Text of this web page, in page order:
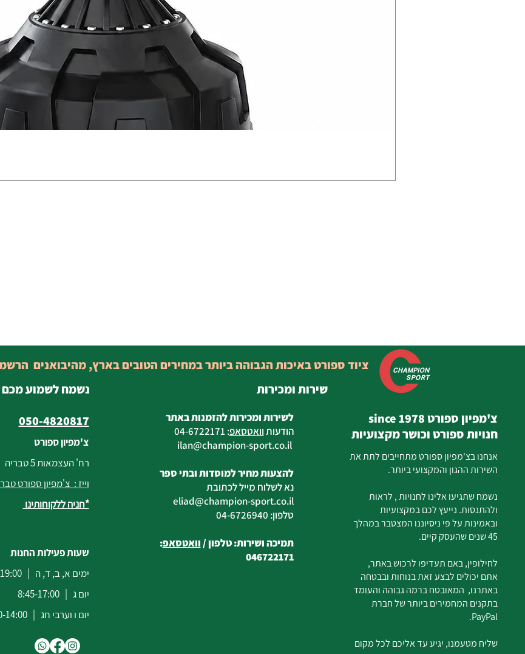
נשמח לשמוע מכם
050-4820817
צ'מפיון ספורט
רח' העצמאות 5 טבריה
וייז : צ'מפיון ספורט
*חניה ללקוחותינו
שעות פעילות החנות
ימים א, ב, ד, ה | 8:30-19:00
יום ג | 8:45-17:00
יום ו וערבי חג | 8:30-14:00
לשירות ומכירות להזמנות באתר
הודעותוואטסאפ:
04-6722171
ilan
@champion-sport.co.il
להצעות מחיר למוסדות ובתי ספר
נא לשלוח מייל לכתובת
eliad@champion-sport.co.il
טלפון: 04-6726940
תמיכה ושירות: טלפון /וואטסאפ:
046722171
צ'מפיון ספורט since 1978
חנויות ספורט וכושר מקצועיות
אנחנו בצ'מפיון ספורט מתחייבים לתת את
השירות ההגון והמקצועי ביותר.
נשמח שתגיעו אלינו לחנויות , לראות
ולהתנסות. נייעץ לכם במקצועיות
ובאמינות על פי ניסיוננו המצטבר במהלך
45 שנים שהעסק קיים.
לחילופין, באם תעדיפו לרכוש באתר,
אתם יכולים לבצע זאת בנוחות ובבטחה
באתרנו, המאובטח ברמה גבוהה והעומד
בתקנים המחמירים ביותר של חברת
PayPal.
שליח מטעמנו, יגיע עד אליכם לכל מקום
שירות ומכירות
ציוד ספורט באיכות הגבוהה ביותר במחירים הטובים בארץ, מהיבואנים